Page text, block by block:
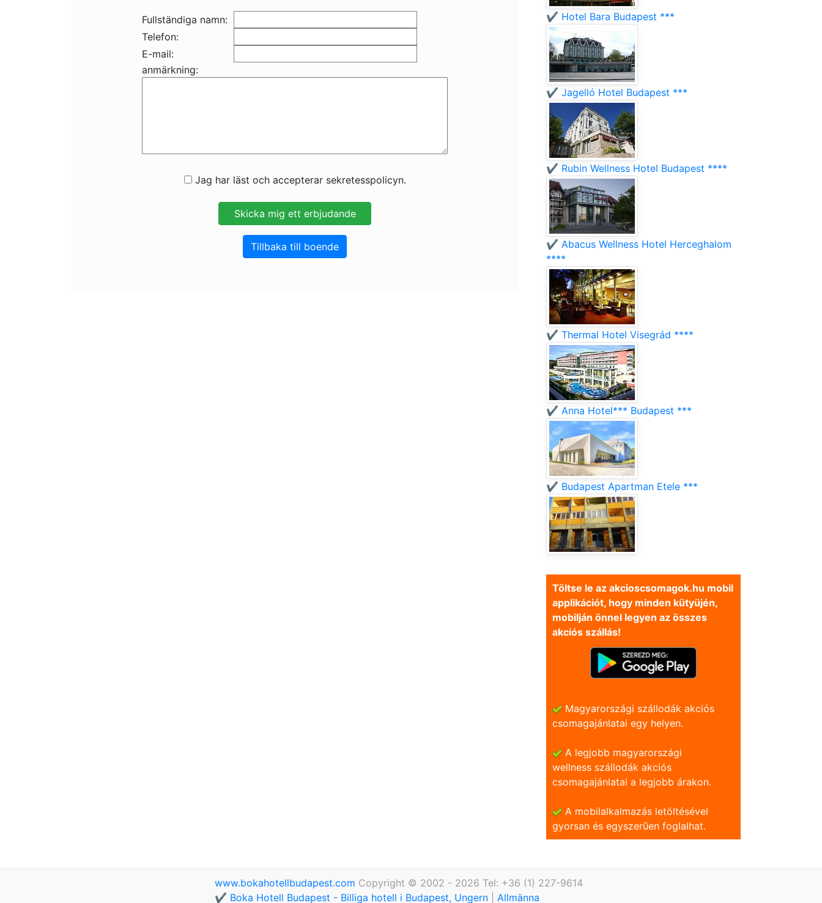
Fullständiga namn:
Telefon:
E-mail:
anmärkning:
Jag har läst och accepterar sekretesspolicyn.
Tillbaka till boende
✔️ Hotel Bara Budapest ***
✔️ Jagelló Hotel Budapest ***
✔️ Rubin Wellness Hotel Budapest ****
✔️ Abacus Wellness Hotel Herceghalom
****
✔️ Thermal Hotel Visegrád ****
✔️ Anna Hotel*** Budapest ***
✔️ Budapest Apartman Etele ***
Töltse le az akcioscsomagok.hu mobil
applikációt, hogy minden kütyüjén,
mobilján önnel legyen az összes
akciós szállás!
Magyarországi szállodák akciós
csomagajánlatai egy helyen.
A legjobb magyarországi
wellness szállodák akciós
csomagajánlatai a legjobb árakon.
A mobilalkalmazás letöltésével
gyorsan és egyszerũen foglalhat.
www.bokahotellbudapest.com Copyright © 2002 - 2026 Tel: +36 (1) 227-9614
✔️ Boka Hotell Budapest - Billiga hotell i Budapest, Ungern
Allmänna